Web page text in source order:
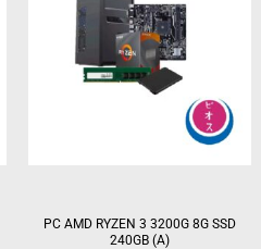
PC AMD RYZEN 3 3200G 8G SSD
240GB (A)